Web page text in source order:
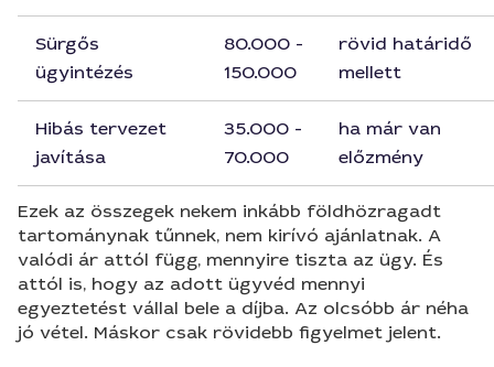
Sürgős
ügyintézés
80.000 -
150.000
rövid határidő
mellett
Hibás tervezet
javítása
35.000 -
70.000
ha már van
előzmény
Ezek az összegek nekem inkább földhözragadt
tartománynak tűnnek, nem kirívó ajánlatnak. A
valódi ár attól függ, mennyire tiszta az ügy. És
attól is, hogy az adott ügyvéd mennyi
egyeztetést vállal bele a díjba. Az olcsóbb ár néha
jó vétel. Máskor csak rövidebb figyelmet jelent.